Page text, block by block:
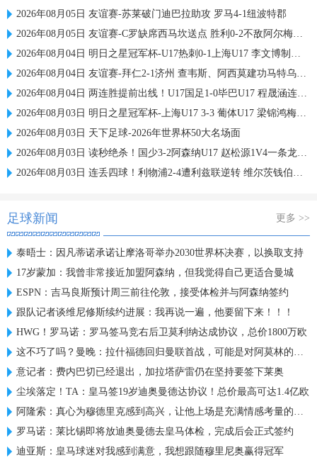
2026年08月05日 友谊赛-苏莱破门迪巴拉助攻 罗马4-1纽波特郡
2026年08月05日 友谊赛-C罗缺席西马坎送点 胜利0-2不敌阿尔梅里亚
2026年08月04日 明日之星冠军杯-U17热刺0-1上海U17 李文博制胜球
2026年08月04日 友谊赛-拜仁2-1济州 查韦斯、阿西莫建功马特乌斯彩虹过人送助攻
2026年08月04日 两连胜提前出线！U17国足1-0毕巴U17 程晟涵连场破门赵松源中楣
2026年08月03日 明日之星冠军杯-上海U17 3-3 葡体U17 梁锦鸿梅开二度
2026年08月03日 天下足球-2026年世界杯50大名场面
2026年08月03日 读秒绝杀！国少3-2阿森纳U17 赵松源1V4一条龙+造乌龙 程晟涵绝杀
2026年08月03日 连丢四球！利物浦2-4遭利兹联逆转 维尔茨钱伯斯破门凯尔凯兹失误
足球新闻 更多 >>
泰晤士：因凡蒂诺承诺让摩洛哥举办2030世界杯决赛，以换取支持
17岁蒙加：我曾非常接近加盟阿森纳，但我觉得自己更适合曼城
ESPN：吉马良斯预计周三前往伦敦，接受体检并与阿森纳签约
跟队记者谈维尼修斯续约进展：我再说一遍，他要留下来！！！
HWG！罗马诺：罗马签马竞右后卫莫利纳达成协议，总价1800万欧
这不巧了吗？曼晚：拉什福德回归曼联首战，可能是对阿莫林的米兰
意记者：费内巴切已经退出，加拉塔萨雷仍在坚持要签下莱奥
尘埃落定！TA：皇马签19岁迪奥曼德达协议！总价最高可达1.4亿欧
阿隆索：真心为穆德里克感到高兴，让他上场是充满情感考量的决定
罗马诺：莱比锡即将放迪奥曼德去皇马体检，完成后会正式签约
迪亚斯：皇马球迷对我感到满意，我想跟随穆里尼奥赢得冠军